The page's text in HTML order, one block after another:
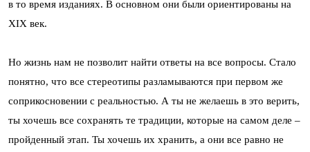
в то время изданиях. В основном они были ориентированы на
XIX век.
Но жизнь нам не позволит найти ответы на все вопросы. Стало
понятно, что все стереотипы разламываются при первом же
соприкосновении с реальностью. А ты не желаешь в это верить,
ты хочешь все сохранять те традиции, которые на самом деле –
пройденный этап. Ты хочешь их хранить, а они все равно не